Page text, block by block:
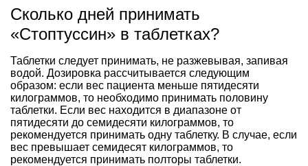
Сколько дней принимать
«Стоптуссин» в таблетках?
Таблетки следует принимать, не разжевывая, запивая
водой. Дозировка рассчитывается следующим
образом: если вес пациента меньше пятидесяти
килограммов, то необходимо принимать половину
таблетки. Если вес находится в диапазоне от
пятидесяти до семидесяти килограммов, то
рекомендуется принимать одну таблетку. В случае, если
вес превышает семидесят килограммов, то
рекомендуется принимать полторы таблетки.